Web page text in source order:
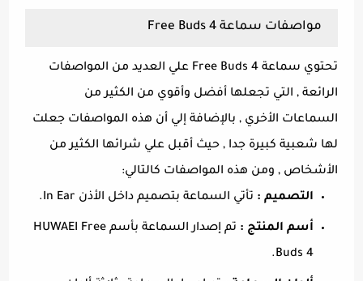
مواصفات سماعة Free Buds 4
تحتوي سماعة Free Buds 4 علي العديد من المواصفات
الرائعة , التي تجعلها أفضل وأقوي من الكثير من
السماعات الأخري , بالإضافة إلي أن هذه المواصفات جعلت
لها شعبية كبيرة جدا , حيث أقبل علي شرائها الكثير من
الأشخاص , ومن هذه المواصفات كالتالي:
التصميم : تأتي السماعة بتصميم داخل الأذن In Ear.
أسم المنتج :
تم إصدار السماعة بأسم HUWAEI Free
Buds 4.